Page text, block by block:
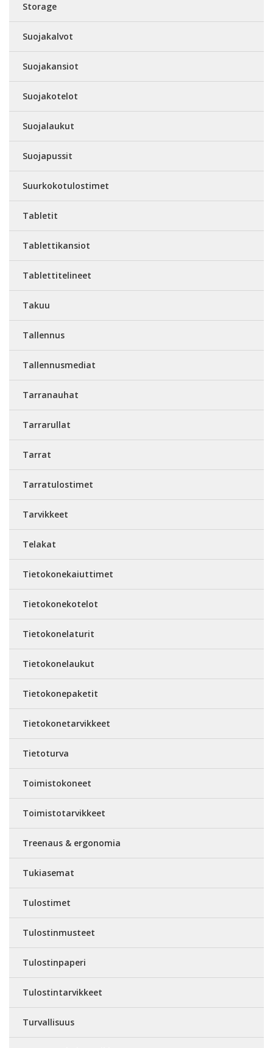
Storage
Suojakalvot
Suojakansiot
Suojakotelot
Suojalaukut
Suojapussit
Suurkokotulostimet
Tabletit
Tablettikansiot
Tablettitelineet
Takuu
Tallennus
Tallennusmediat
Tarranauhat
Tarrarullat
Tarrat
Tarratulostimet
Tarvikkeet
Telakat
Tietokonekaiuttimet
Tietokonekotelot
Tietokonelaturit
Tietokonelaukut
Tietokonepaketit
Tietokonetarvikkeet
Tietoturva
Toimistokoneet
Toimistotarvikkeet
Treenaus & ergonomia
Tukiasemat
Tulostimet
Tulostinmusteet
Tulostinpaperi
Tulostintarvikkeet
Turvallisuus